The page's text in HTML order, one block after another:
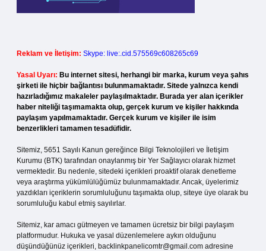
Reklam ve İletişim: Skype: live:.cid.575569c608265c69
Yasal Uyarı: Bu internet sitesi, herhangi bir marka, kurum veya şahıs
şirketi ile hiçbir bağlantısı bulunmamaktadır. Sitede yalnızca kendi
hazırladığımız makaleler paylaşılmaktadır. Burada yer alan içerikler
haber niteliği taşımamakta olup, gerçek kurum ve kişiler hakkında
paylaşım yapılmamaktadır. Gerçek kurum ve kişiler ile isim
benzerlikleri tamamen tesadüfidir.
Sitemiz, 5651 Sayılı Kanun gereğince Bilgi Teknolojileri ve İletişim
Kurumu (BTK) tarafından onaylanmış bir Yer Sağlayıcı olarak hizmet
vermektedir. Bu nedenle, sitedeki içerikleri proaktif olarak denetleme
veya araştırma yükümlülüğümüz bulunmamaktadır. Ancak, üyelerimiz
yazdıkları içeriklerin sorumluluğunu taşımakta olup, siteye üye olarak bu
sorumluluğu kabul etmiş sayılırlar.
Sitemiz, kar amacı gütmeyen ve tamamen ücretsiz bir bilgi paylaşım
platformudur. Hukuka ve yasal düzenlemelere aykırı olduğunu
düşündüğünüz içerikleri, backlinkpanelicomtr@gmail.com adresine